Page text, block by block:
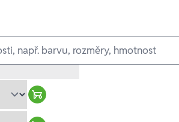
Warenkorb hinzufügen